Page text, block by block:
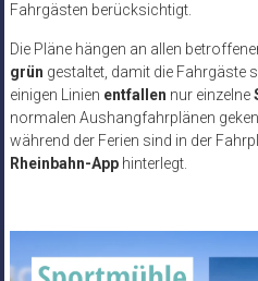
Fahrgästen berücksichtigt.
Die Pläne hängen an allen
grün gestaltet, damit die Fahrgäste
einigen Linien entfallen nur einzelne
normalen Aushangfahrplänen
während der Ferien sind in der
Rheinbahn-Apphinterlegt.